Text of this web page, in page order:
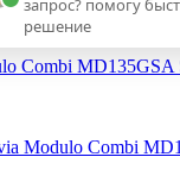
Modulo Combi
Modulo Combi
запрос? помогу
решение